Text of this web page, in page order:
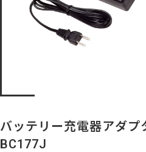
バッテリー充電器アダプ
BC177J